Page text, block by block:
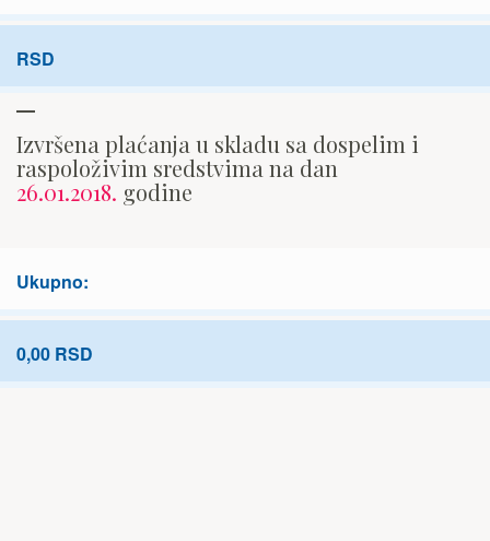
RSD
Izvršena plaćanja u skladu sa dospelim i
raspoloživim sredstvima na dan
26.01.2018. godine
Ukupno:
0,00 RSD